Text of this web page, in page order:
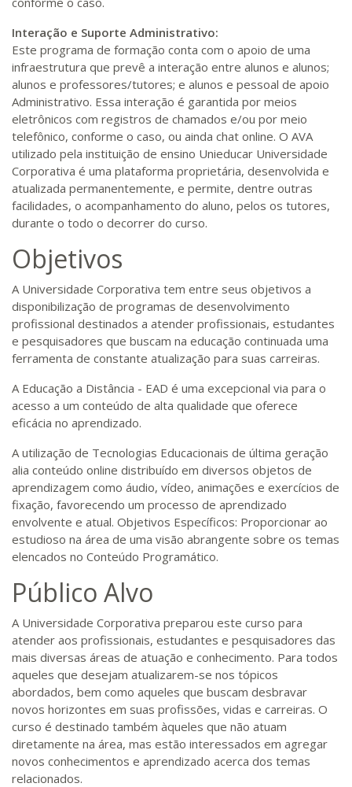
Interação e Suporte Administrativo:
Este programa de formação conta com o apoio de uma
infraestrutura que prevê a interação entre alunos e alunos;
alunos e professores/tutores; e alunos e pessoal de apoio
Administrativo. Essa interação é garantida por meios
eletrônicos com registros de chamados e/ou por meio
telefônico, conforme o caso, ou ainda chat online. O AVA
utilizado pela instituição de ensino Unieducar Universidade
Corporativa é uma plataforma proprietária, desenvolvida e
atualizada permanentemente, e permite, dentre outras
facilidades, o acompanhamento do aluno, pelos os tutores,
durante o todo o decorrer do curso.
Objetivos
A Universidade Corporativa tem entre seus objetivos a
disponibilização de programas de desenvolvimento
profissional destinados a atender profissionais, estudantes
e pesquisadores que buscam na educação continuada uma
ferramenta de constante atualização para suas carreiras.
A Educação a Distância - EAD é uma excepcional via para o
acesso a um conteúdo de alta qualidade que oferece
eficácia no aprendizado.
A utilização de Tecnologias Educacionais de última geração
alia conteúdo online distribuído em diversos objetos de
aprendizagem como áudio, vídeo, animações e exercícios de
fixação, favorecendo um processo de aprendizado
envolvente e atual. Objetivos Específicos: Proporcionar ao
estudioso na área de uma visão abrangente sobre os temas
elencados no Conteúdo Programático.
Público Alvo
A Universidade Corporativa preparou este curso para
atender aos profissionais, estudantes e pesquisadores das
mais diversas áreas de atuação e conhecimento. Para todos
aqueles que desejam atualizarem-se nos tópicos
abordados, bem como aqueles que buscam desbravar
novos horizontes em suas profissões, vidas e carreiras. O
curso é destinado também àqueles que não atuam
diretamente na área, mas estão interessados em agregar
novos conhecimentos e aprendizado acerca dos temas
relacionados.